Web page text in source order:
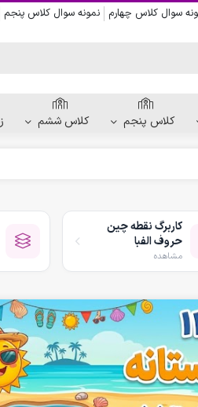
سوال کلاس چهارم نمونه سوال کلاس پنجم
و رنگ آمیزی
نوشتن
چین حروف الفبا
پیش دبستانی
کلاس پنجم کلاس ششم
کاربرگ نقطه چین
حروف الفبا
مشاهده